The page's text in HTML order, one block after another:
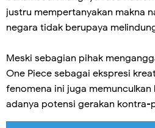
justru mempertanyakan makna
negara tidak berupaya
Meski sebagian pihak
One Piece sebagai ekspresi
fenomena ini juga memunculkan
adanya potensi gerakan kontra-